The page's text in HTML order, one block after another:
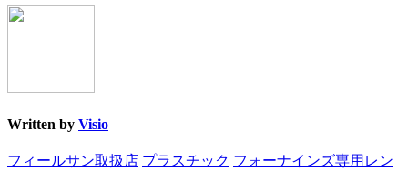
Written by Visio
フィールサン取扱店 プラスチック フォーナインズ専用レン